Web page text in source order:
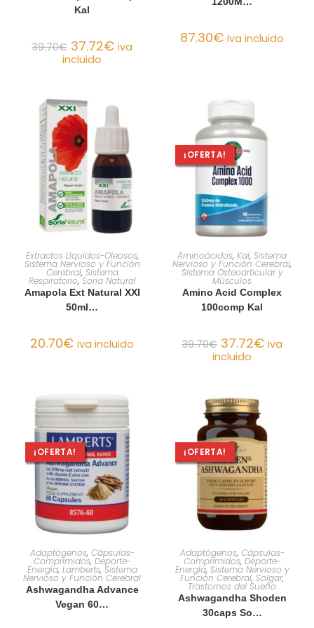
Kal
39.70€ 37.72€ iva
incluido
87.30€ iva incluido
AÑADIR AL CARRITO
Extractos Líquidos-Oleosos,
Sistema Nervioso y Función
Cerebral, Sistema
Respiratorio,Soria Natural
Amapola Ext Natural XXI
50ml…
20.70€ iva incluido
¡OFERTA!
AÑADIR AL CARRITO
Aminoácidos, Kal, Sistema
Nervioso y Función Cerebral,
Sistema Osteoarticular y
Músculos
Amino Acid Complex
100comp Kal
39.70€ 37.72€ iva
incluido
¡OFERTA!
AÑADIR AL CARRITO
Adaptógenos, Cápsulas-
Comprimidos, Deporte-
Energía, Lamberts, Sistema
Nervioso y Función Cerebral
Ashwagandha Advance
Vegan 60…
¡OFERTA!
AÑADIR AL CARRITO
Adaptógenos, Cápsulas-
Comprimidos, Deporte-
Energía, Sistema Nervioso y
Función Cerebral, Solgar,
Trastornos del Sueño
Ashwagandha Shoden
30caps So…